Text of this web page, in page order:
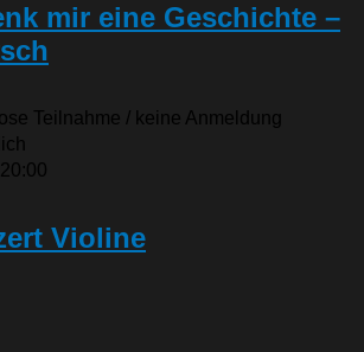
mir eine Geschichte –
Teilnahme / keine Anmeldung
20:00
Violine